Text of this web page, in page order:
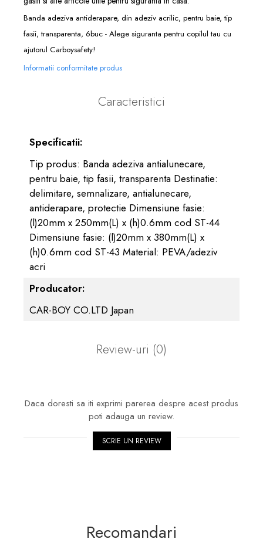
Banda adeziva antiderapare, din adeziv acrilic, pentru baie, tip
fasii, transparenta, 6buc - Alege siguranta pentru copilul tau cu
ajutorul Carboysafety!
Informatii conformitate produs
Caracteristici
Specificatii:
Tip produs: Banda adeziva antialunecare,
pentru baie, tip fasii, transparenta Destinatie:
delimitare, semnalizare, antialunecare,
antiderapare, protectie Dimensiune fasie:
(l)20mm x 250mm(L) x (h)0.6mm cod ST-44
Dimensiune fasie: (l)20mm x 380mm(L) x
(h)0.6mm cod ST-43 Material: PEVA/adeziv
acri
Producator:
CAR-BOY CO.LTD Japan
Review-uri (0)
Daca doresti sa iti exprimi parerea despre acest produs
poti adauga un review.
SCRIE UN REVIEW
Recomandari